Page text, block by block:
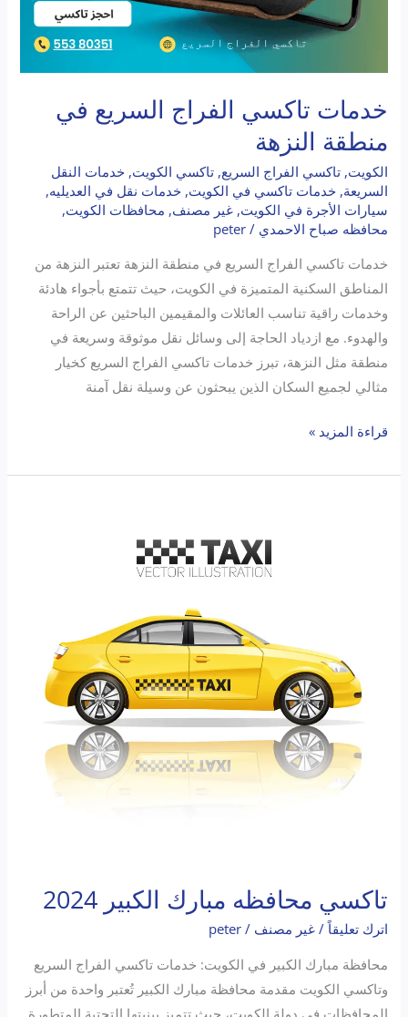
خدمات تاكسي الفراج السريع في
منطقة النزهة
الكويت,تاكسي الفراج السريع,تاكسي الكويت,خدمات النقل
السريعة,خدمات تاكسي في الكويت,خدمات نقل في العديليه,
سيارات الأجرة في الكويت,غير مصنف, محافظات الكويت,
محافظه صباح الاحمدي /
peter
خدمات تاكسي الفراج السريع في منطقة النزهة تعتبر النزهة من
المناطق السكنية المتميزة في الكويت، حيث تتمتع بأجواء هادئة
وخدمات راقية تناسب العائلات والمقيمين الباحثين عن الراحة
والهدوء. مع ازدياد الحاجة إلى وسائل نقل موثوقة وسريعة في
منطقة مثل النزهة، تبرز خدمات تاكسي الفراج السريع كخيار
مثالي لجميع السكان الذين يبحثون عن وسيلة نقل آمنة
قراءة المزيد »
تاكسي محافظه مبارك الكبير 2024
اترك تعليقاً/غير مصنف /
peter
محافظة مبارك الكبير في الكويت: خدمات تاكسي الفراج السريع
وتاكسي الكويت مقدمة محافظة مبارك الكبير تُعتبر واحدة من أبرز
المحافظات في دولة الكويت، حيث تتميز ببنيتها التحتية المتطورة